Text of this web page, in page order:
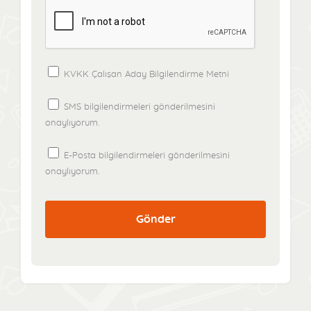
KVKK Çalışan Aday Bilgilendirme Metni
SMS bilgilendirmeleri gönderilmesini
onaylıyorum.
E-Posta bilgilendirmeleri gönderilmesini
onaylıyorum.
Gönder